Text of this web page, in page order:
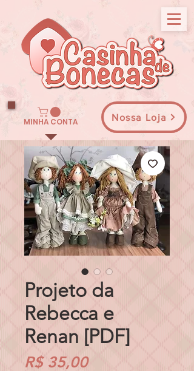
MINHA CONTA Nossa Loja
Projeto da
Rebecca e
Renan [PDF]
R$ 35,00Preço